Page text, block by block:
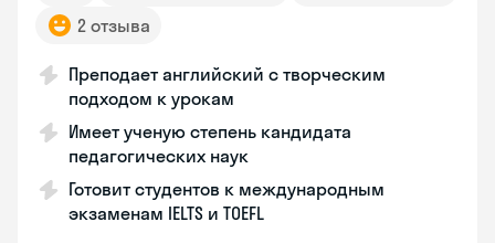
2 отзыва
Преподает английский с творческим
подходом к урокам
Имеет ученую степень кандидата
педагогических наук
Готовит студентов к международным
экзаменам IELTS и TOEFL